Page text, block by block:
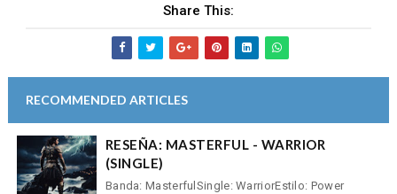
Share This:
RECOMMENDED ARTICLES
RESEÑA: MASTERFUL - WARRIOR
(SINGLE)
Banda: MasterfulSingle: WarriorEstilo: Power